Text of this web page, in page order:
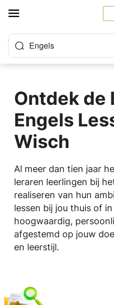
Engels
Ontdek de
Engels
Wisch
Al meer dan tien jaar
leraren leerlingen bij
realiseren van hun
lessen bij jou thuis of
hoogwaardig,
afgestemd op jouw
en leerstijl.